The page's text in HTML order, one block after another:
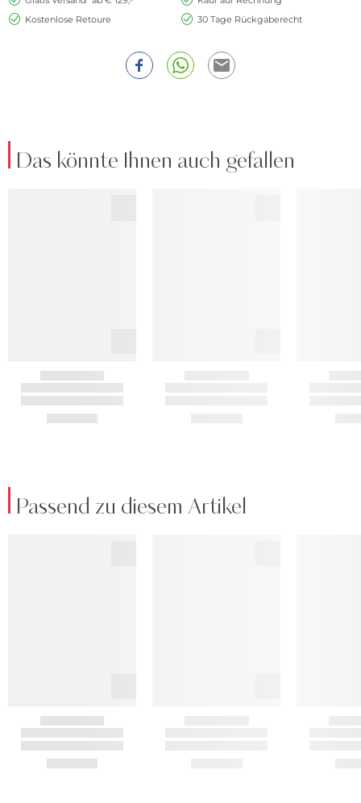
Kostenlose Retoure
30 Tage Rückgaberecht
Das könnte Ihnen auch gefallen
Passend zu diesem Artikel